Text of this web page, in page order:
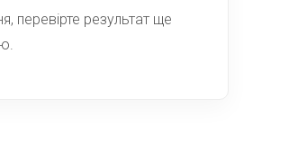
перевірте результат ще